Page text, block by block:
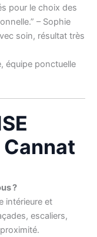
pour le choix des
– Sophie
soin, résultat très
équipe ponctuelle
Cannat
?
intérieure et
escaliers,